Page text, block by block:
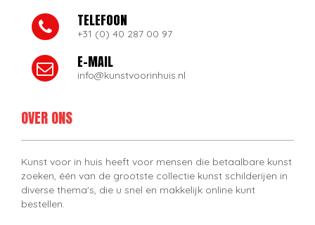
TELEFOON
+31 (0) 40 287 00 97
E-MAIL
info@kunstvoorinhuis.nl
OVER ONS
Kunst voor in huis heeft voor mensen die betaalbare kunst
zoeken, één van de grootste collectie kunst schilderijen in
diverse thema's, die u snel en makkelijk online kunt
bestellen.